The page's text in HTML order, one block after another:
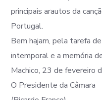
principais arautos da
Portugal.
Bem hajam, pela tarefa
intemporal e a memória
Machico, 23 de fevereiro
O Presidente da Câmara